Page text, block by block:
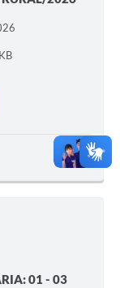
01 - 03